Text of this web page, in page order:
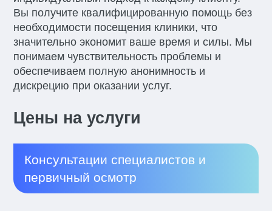
Вы получите квалифицированную помощь без
необходимости посещения клиники, что
значительно экономит ваше время и силы. Мы
понимаем чувствительность проблемы и
обеспечиваем полную анонимность и
дискрецию при оказании услуг.
Цены на услуги
Консультации специалистов и
первичный осмотр